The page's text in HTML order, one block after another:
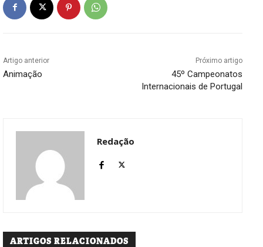
Artigo anterior
Animação
Próximo artigo
45º Campeonatos
Internacionais de Portugal
Redação
ARTIGOS RELACIONADOS